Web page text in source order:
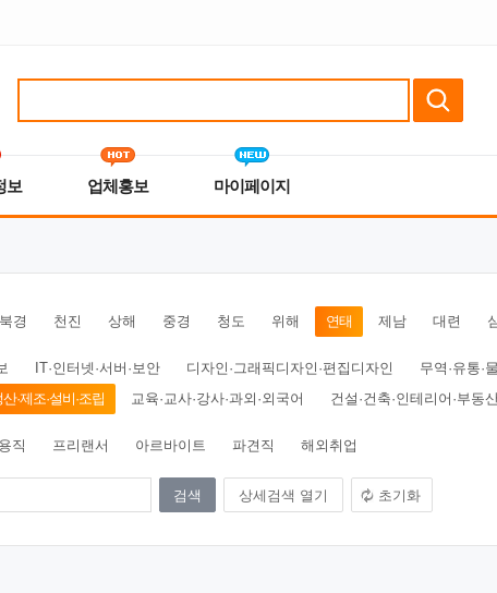
보 업체홍보 마이페이지
북경 천진 상해 중경 청도 위해 연태 제남 대련
IT·인터넷·서버·보안 디자인·그래픽디자인·편집디자인
무역·유통·
·제조·설비·조립 교육·교사·강사·과외·외국어 건설·건축·인테리어·부동
직 프리랜서 아르바이트 파견직 해외취업
상세검색 열기 초기화